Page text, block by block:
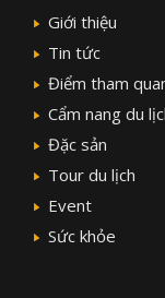
Giới thiệu
Tin tức
Điểm tham
Cẩm nang du
Đặc sản
Tour du lịch
Event
Sức khỏe